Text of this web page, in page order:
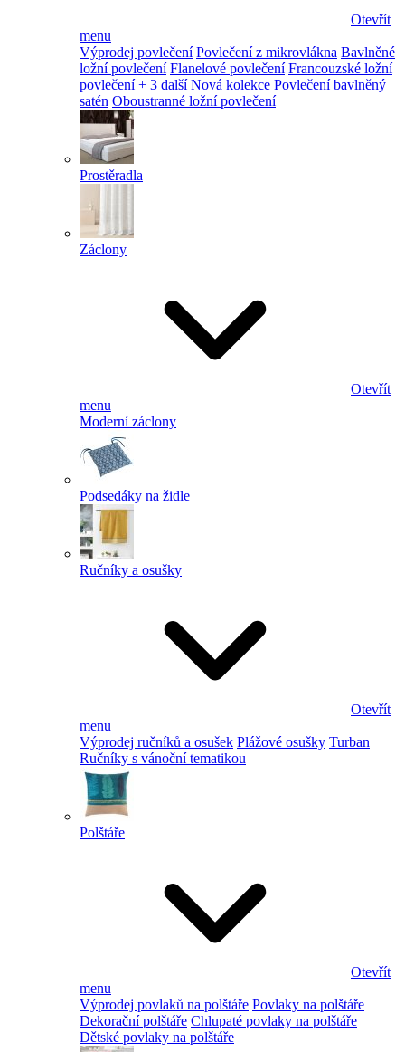
Otevřít
menu
Výprodej povlečení Povlečení z mikrovlákna Bavlněné
ložní povlečení Flanelové povlečení Francouzské ložní
povlečení + 3 další Nová kolekce Povlečení bavlněný
satén Oboustranné ložní povlečení
Prostěradla
Záclony
Otevřít
menu
Moderní záclony
Podsedáky na židle
Ručníky a osušky
Otevřít
menu
Výprodej ručníků a osušek Plážové osušky Turban
Ručníky s vánoční tematikou
Polštáře
Otevřít
menu
Výprodej povlaků na polštáře Povlaky na polštáře
Dekorační polštáře Chlupaté povlaky na polštáře
Dětské povlaky na polštáře